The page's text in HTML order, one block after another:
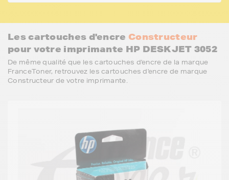
Les cartouches d'encre Constructeur
pour votre imprimante HP DESKJET 3052
De même qualité que les cartouches d'encre de la marque
FranceToner, retrouvez les cartouches d'encre de marque
Constructeur de votre imprimante.